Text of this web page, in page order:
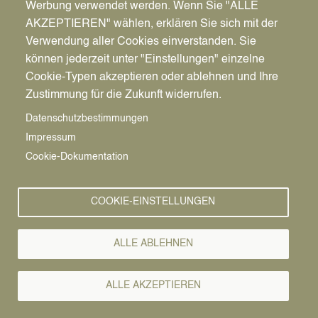
Pfadnavigation
Wirtschaft | Bauen | Umwelt Wirtschaftsförderung News
Wirtschafts-
News
Werbung verwendet werden. Wenn Sie "ALLE
AKZEPTIEREN" wählen, erklären Sie sich mit der
Verwendung aller Cookies einverstanden. Sie
können jederzeit unter "Einstellungen" einzelne
Cookie-Typen akzeptieren oder ablehnen und Ihre
Zustimmung für die Zukunft widerrufen.
Datenschutzbestimmungen
Impressum
Cookie-Dokumentation
COOKIE-EINSTELLUNGEN
ALLE ABLEHNEN
ALLE AKZEPTIEREN